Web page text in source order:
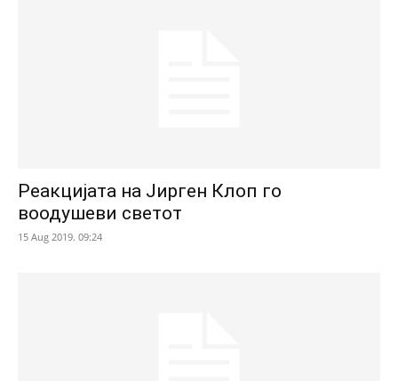
Реакцијата на Јирген Клоп го
воодушеви светот
15 Aug 2019. 09:24